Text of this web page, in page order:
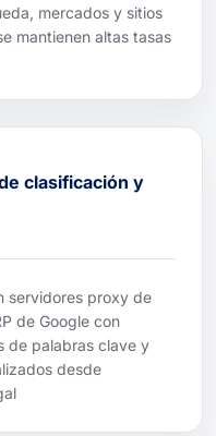
mercados y sitios
mantienen altas tasas
clasificación y
servidores proxy de
de Google con
de palabras clave y
desde